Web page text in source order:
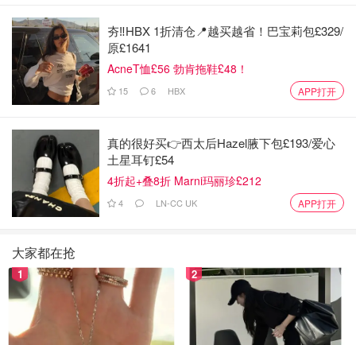
夯‼️HBX 1折清仓📍越买越省！巴宝莉包£329/
原£1641
AcneT恤£56 勃肯拖鞋£48！
15 6 HBX APP打开
真的很好买👉西太后Hazel腋下包£193/爱心
土星耳钉£54
4折起+叠8折 Marni玛丽珍£212
4 LN-CC UK APP打开
大家都在抢
1 2